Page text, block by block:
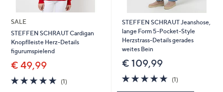
SALE
STEFFEN SCHRAUT Cardigan
Knopflleiste Herz-Details
figurumspielend
€ 49,99
5.0
von
(1)1
STEFFEN SCHRAUT Jeanshose,
lange Form 5-Pocket-Style
Herzstrass-Details gerades
weites Bein
€ 109,99
5.0
von
(1)1